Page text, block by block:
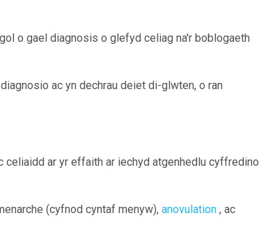
o gael diagnosis o glefyd celiag na'r boblogaeth
ac yn dechrau deiet di-glwten, o ran
ar yr effaith ar iechyd atgenhedlu cyffredinol
(cyfnod cyntaf menyw), anovulation , ac